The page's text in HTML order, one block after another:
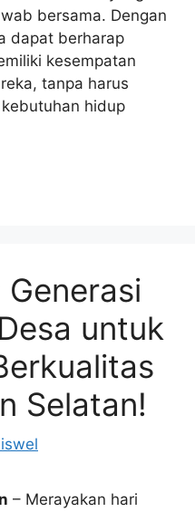
bersama. Dengan
dapat berharap
kesempatan
tanpa harus
hidup
untuk
Selatan!
– Merayakan hari